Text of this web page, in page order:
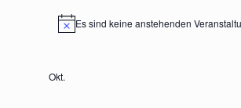
HinweisEs sind keine anstehenden
Okt.